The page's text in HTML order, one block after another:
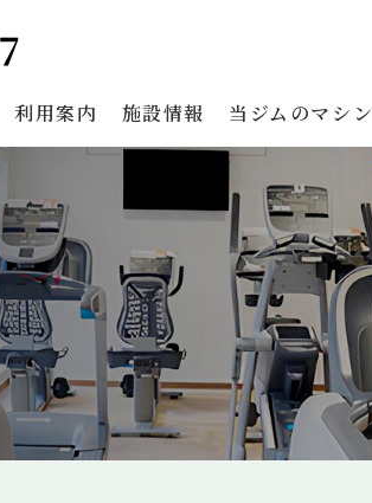
利用案内 施設情報 当ジムのマシン